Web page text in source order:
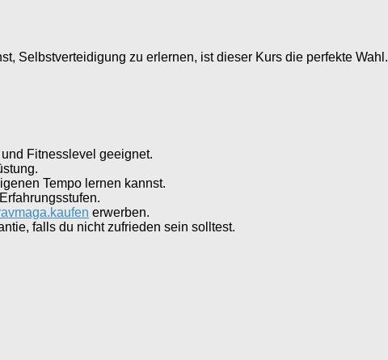
Selbstverteidigung zu erlernen, ist dieser Kurs die perfekte Wahl.
Fitnesslevel geeignet.
Tempo lernen kannst.
erwerben.
falls du nicht zufrieden sein solltest.